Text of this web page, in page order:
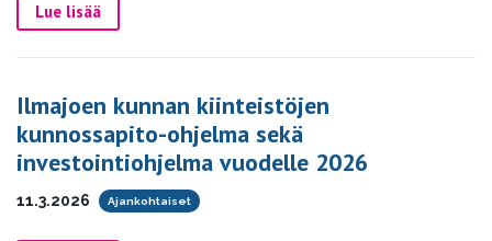
Lue lisää
Ilmajoen kunnan kiinteistöjen
kunnossapito-ohjelma sekä
investointiohjelma vuodelle 2026
11.3.2026 Ajankohtaiset